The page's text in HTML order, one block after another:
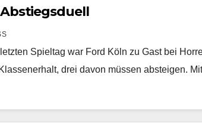
Spieltag war Ford Köln zu Gast bei
drei davon müssen absteigen.